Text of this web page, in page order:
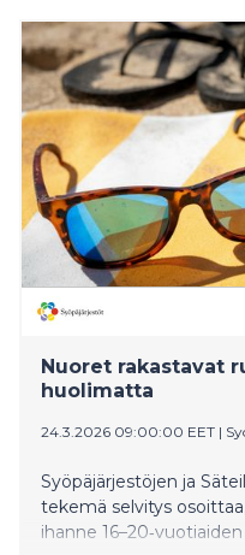
Nuoret rakastavat
huolimatta
24.3.2026 09:00:00 EET |
Syöpäjärjestöjen ja
tekemä selvitys
ihanne